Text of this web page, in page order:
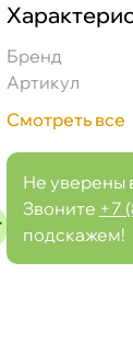
Бренд
Артикул
Смотреть все
Не уверены
Звоните +7
подскажем!